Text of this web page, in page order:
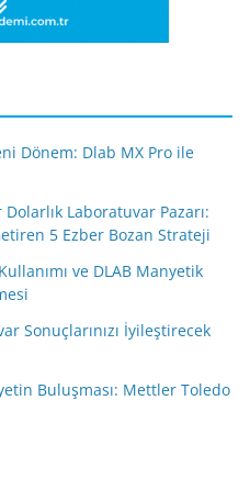
Dönem: Dlab MX Pro ile
Laboratuvar Pazarı:
5 Ezber Bozan Strateji
ve DLAB Manyetik
Sonuçlarınızı İyileştirecek
Buluşması: Mettler Toledo